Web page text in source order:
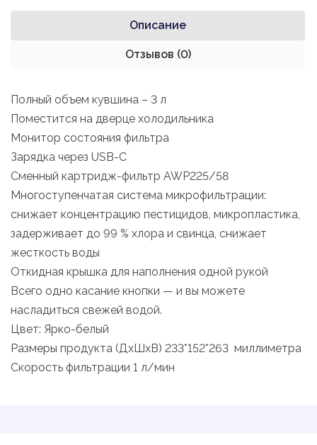
Описание
Отзывов (0)
Полный объем кувшина – 3 л
Поместится на дверце холодильника
Монитор состояния фильтра
Зарядка через USB-C
Сменный картридж-фильтр AWP225/58
Многоступенчатая система микрофильтрации:
снижает концентрацию пестицидов, микропластика,
задерживает до 99 % хлора и свинца, снижает
жесткость воды
Откидная крышка для наполнения одной рукой
Всего одно касание кнопки — и вы можете
насладиться свежей водой.
Цвет: Ярко-белый
Размеры продукта (ДхШхВ) 233*152*263 миллиметра
Скорость фильтрации 1 л/мин